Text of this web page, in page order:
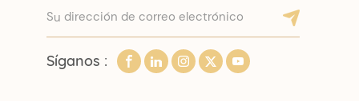
Síganos :